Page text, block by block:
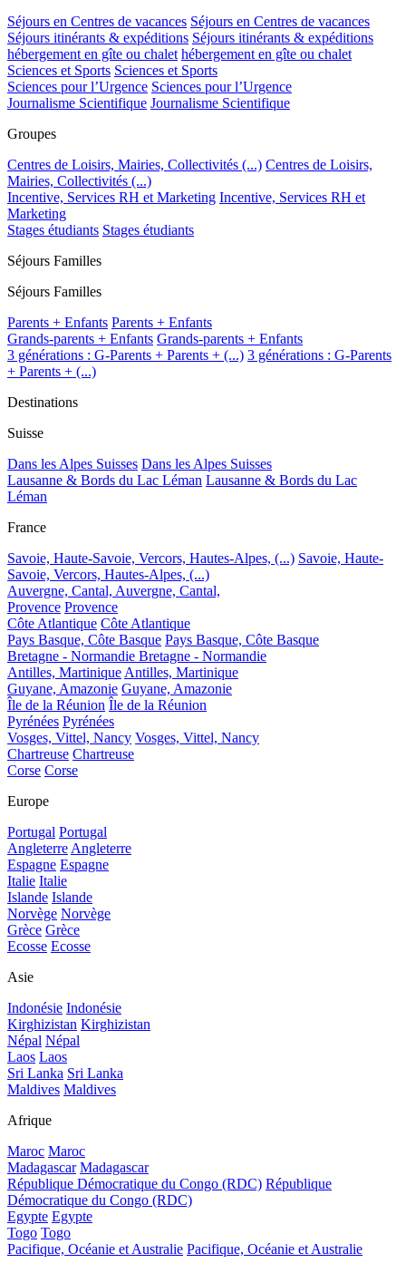
Séjours en Centres de vacances Séjours en Centres de vacances
Séjours itinérants & expéditions Séjours itinérants & expéditions
hébergement en gîte ou chalet hébergement en gîte ou chalet
Sciences et Sports Sciences et Sports
Sciences pour l’Urgence Sciences pour l’Urgence
Journalisme Scientifique Journalisme Scientifique
Groupes
Centres de Loisirs, Mairies, Collectivités (...) Centres de Loisirs,
Mairies, Collectivités (...)
Incentive, Services RH et Marketing Incentive, Services RH et
Marketing
Stages étudiants Stages étudiants
Séjours Familles
Séjours Familles
Parents + Enfants Parents + Enfants
Grands-parents + Enfants Grands-parents + Enfants
3 générations : G-Parents + Parents + (...) 3 générations : G-Parents
+ Parents + (...)
Destinations
Suisse
Dans les Alpes Suisses Dans les Alpes Suisses
Lausanne & Bords du Lac Léman Lausanne & Bords du Lac
Léman
France
Savoie, Haute-Savoie, Vercors, Hautes-Alpes, (...) Savoie, Haute-
Savoie, Vercors, Hautes-Alpes, (...)
Auvergne, Cantal, Auvergne, Cantal,
Provence Provence
Côte Atlantique Côte Atlantique
Pays Basque, Côte Basque Pays Basque, Côte Basque
Bretagne - Normandie Bretagne - Normandie
Antilles, MartiniqueAntilles, Martinique
Guyane, Amazonie Guyane, Amazonie
Île de la Réunion Île de la Réunion
Pyrénées Pyrénées
Vosges, Vittel, Nancy Vosges, Vittel, Nancy
Chartreuse Chartreuse
Corse Corse
Europe
Portugal Portugal
AngleterreAngleterre
Espagne Espagne
Italie Italie
Islande Islande
Norvège Norvège
Grèce Grèce
Ecosse Ecosse
Asie
Indonésie Indonésie
Kirghizistan Kirghizistan
Népal Népal
Laos Laos
Sri Lanka Sri Lanka
Maldives Maldives
Afrique
Maroc Maroc
Madagascar Madagascar
République Démocratique du Congo (RDC) République
Démocratique du Congo (RDC)
Egypte Egypte
Togo Togo
Pacifique, Océanie et Australie Pacifique, Océanie et Australie